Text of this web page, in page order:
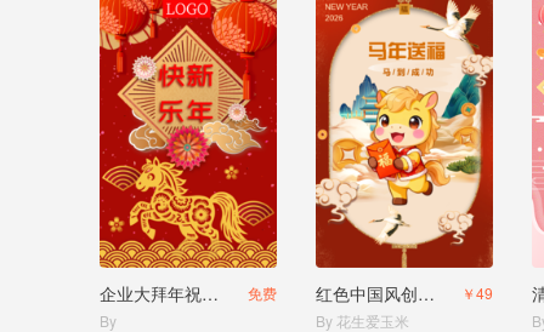
企业大拜年祝福贺卡
免费
By
红色中国风创意马年春节节日祝福
￥49
By 花生爱玉米